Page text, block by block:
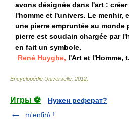
avons désignée dans l'art :
l'homme et l'univers. Le menhir,
une pierre empruntée au
pierre est soudain chargée par
en fait un symbole.
René Huyghe, l'Art et l'Homme,
Encyclopédie Universelle 2012
Игры ⚽
Нужен реферат?
m'enfin\ !